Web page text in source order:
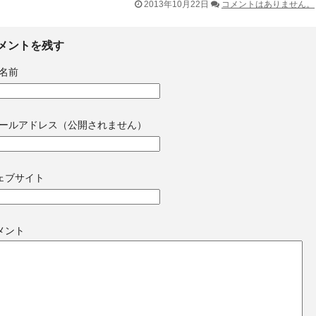
2013年10月22日 コメントはありません。
ントを残す
前
ルアドレス（公開されません）
ブサイト
ント